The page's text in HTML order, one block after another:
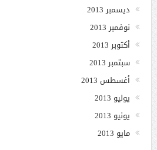
ديسمبر 2013
نوفمبر 2013
أكتوبر 2013
سبتمبر 2013
أغسطس 2013
يوليو 2013
يونيو 2013
مايو 2013